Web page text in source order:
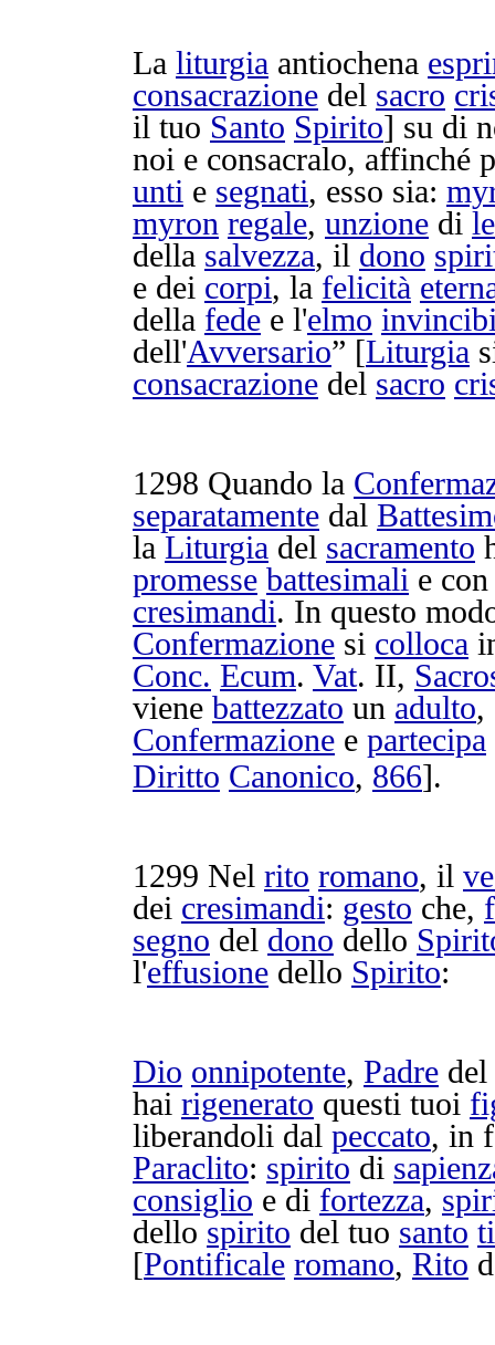
La liturgia antiochena
consacrazione del sacro
il tuo Santo Spirito] su di
noi e consacralo, affinché
unti e segnati, esso sia:
myron regale, unzione di
della salvezza, il dono
e dei corpi, la felicità
della fede e l'elmo
dell'Avversario” [Liturgia
consacrazione del sacro
1298 Quando la
separatamente dal
la Liturgia del sacramento
promesse battesimali e
cresimandi. In questo
Confermazione si colloca
Conc. Ecum. Vat. II,
viene battezzato un adulto,
Confermazione e partecipa
Diritto Canonico, 866].
1299 Nel rito romano, il
dei cresimandi: gesto che,
segno del dono dello
l'effusione dello Spirito:
Dio onnipotente, Padre del
hai rigenerato questi tuoi
liberandoli dal peccato, in
Paraclito: spirito di
consiglio e di fortezza,
dello spirito del tuo santo
[Pontificale romano, Rito